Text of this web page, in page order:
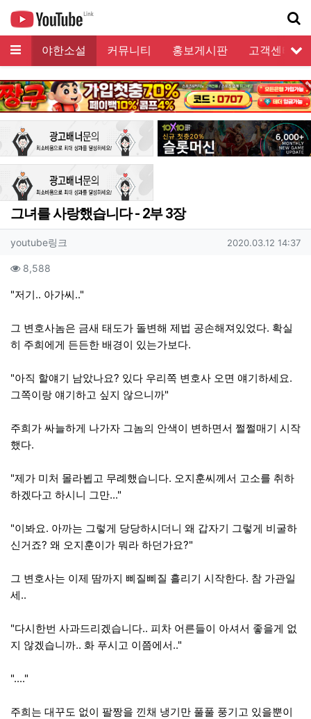
메뉴
음 야한소설 커뮤니티 홍보게시판
고객센터
그녀를 사랑했습니다 - 2부 3장
작성자 정보
youtube링크 작성일
2020.03.12 14:37
컨텐츠 정보
8,588
본문
"저기.. 아가씨.."
그 변호사놈은 금새 태도가 돌변해 제법 공손해져있었다. 확실
히 주희에게 든든한 배경이 있는가보다.
"아직 할얘기 남았나요? 있다 우리쪽 변호사 오면 얘기하세요.
그쪽이랑 얘기하고 싶지 않으니까"
주희가 싸늘하게 나가자 그놈의 안색이 변하면서 쩔쩔매기 시작
했다.
"제가 미처 몰라뵙고 무례했습니다. 오지훈씨께서 고소를 취하
하겠다고 하시니 그만..."
"이봐요. 아까는 그렇게 당당하시더니 왜 갑자기 그렇게 비굴하
신거죠? 왜 오지훈이가 뭐라 하던가요?"
그 변호사는 이제 땀까지 삐질삐질 흘리기 시작한다. 참 가관일
세..
"다시한번 사과드리겠습니다.. 피차 어른들이 아셔서 좋을게 없
지 않겠습니까.. 화 푸시고 이쯤에서.."
"...."
주희는 대꾸도 없이 팔짱을 낀채 냉기만 풀풀 풍기고 있을뿐이